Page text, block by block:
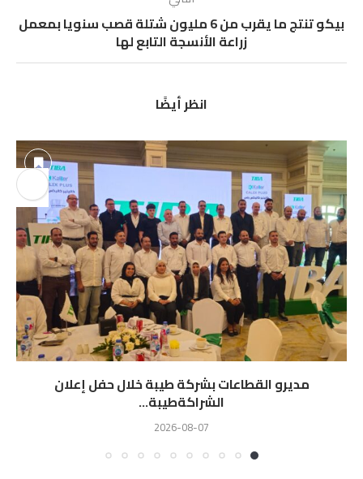
بيكو تنتج ما يقرب من 6 مليون شتلة قصب سنويا بمعمل
زراعة الأنسجة التابع لها
انظر أيضًا
مديرو القطاعات بشركة طيبة خلال حفل إعلان
الشراكةطيبة...
2026-08-07